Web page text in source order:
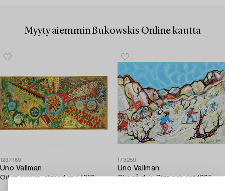
Myyty aiemmin Bukowskis Online kautta
1237169
Uno Vallman
Oil on canvas, signed and 1959.
173259
Uno Vallman
Olja på duk. Sign och dat 1965.